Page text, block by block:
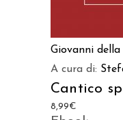
Giovanni della
A cura di:
Cantico
8,99€